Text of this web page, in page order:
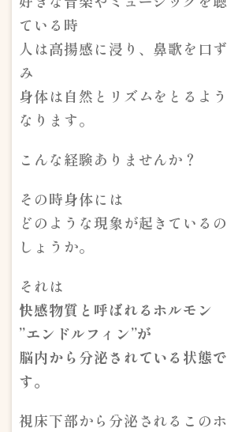
ている時
人は高揚感に浸り、鼻歌を口
み
身体は自然とリズムをとるよ
なります。
こんな経験ありませんか？
その時身体には
どのような現象が起きている
しょうか。
それは
快感物質と呼ばれるホルモン
”エンドルフィン”が
脳内から分泌されている状態で
す。
視床下部から分泌されるこの